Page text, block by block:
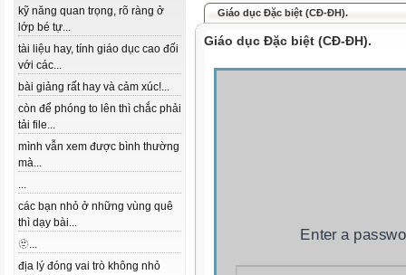
kỹ năng quan trọng, rõ ràng ở
lớp bé tự...
tài liệu hay, tính giáo dục cao đối
với các...
bài giảng rất hay và cảm xúc!...
còn để phóng to lên thì chắc phải
tải file...
mình vẫn xem được bình thường
mà...
...
các bạn nhỏ ở những vùng quê
thì dạy bài...
🫥...
địa lý đóng vai trò không nhỏ
Giáo dục Đặc biệt (CĐ-ĐH).
Giáo dục Đặc biệt (CĐ-ĐH).